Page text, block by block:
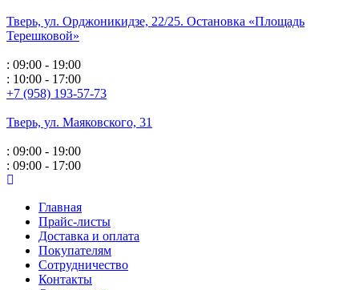
Тверь, ул. Орджоникидзе, 22/25. Остановка «Площадь
Терешковой»
: 09:00 - 19:00
: 10:00 - 17:00
+7 (958) 193-57-73
Тверь, ул. Маяковского, 31
: 09:00 - 19:00
: 09:00 - 17:00
Главная
Прайс-листы
Доставка и оплата
Покупателям
Сотрудничество
Контакты